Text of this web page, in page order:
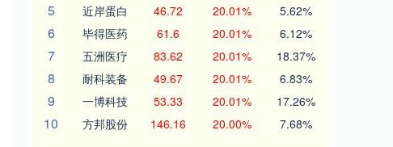
5 近岸蛋白 46.72 20.01% 5.62%
6 毕得医药 61.6 20.01% 6.12%
7 五洲医疗 83.62 20.01% 18.37%
8 耐科装备 49.67 20.01% 6.83%
9 一博科技 53.33 20.01% 17.26%
10 方邦股份 146.16 20.00% 7.68%